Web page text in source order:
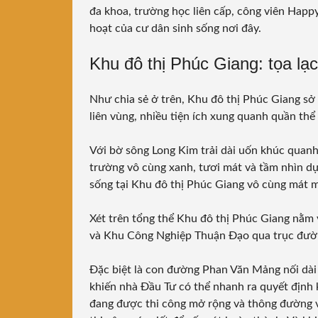
đa khoa, trường học liên cấp, công viên
hoạt của cư dân sinh sống nơi đây.
Khu đô thị Phúc Giang: tọa
Như chia sẻ ở trên, Khu đô thị Phúc Giang
liên vùng, nhiều tiện ích xung quanh quần
Với bờ sông Long Kim trải dài uốn khúc
trường vô cùng xanh, tươi mát và tầm nhìn
sống tại Khu đô thị Phúc Giang vô cùng mát
Xét trên tổng thể Khu đô thị Phúc Giang
và Khu Công Nghiệp Thuận Đạo qua trục
Đặc biệt là con đường Phan Văn Mảng nối
khiến nhà Đầu Tư có thể nhanh ra quyết định
đang được thi công mở rộng và thông đường